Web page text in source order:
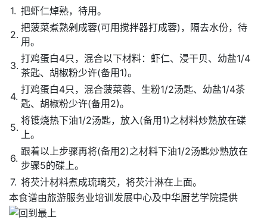
1. 把虾仁焯熟，待用。
2.
把菠菜煮熟剁成蓉(可用搅拌器打成蓉)，隔去水份，待
用。
3.
打鸡蛋白4只，混合以下材料：虾仁、浸干贝、幼盐1/4
茶匙、胡椒粉少许(备用1)。
4.
打鸡蛋白4只，混合菠菜蓉、生粉1/2汤匙、幼盐1/4茶
匙、胡椒粉少许(备用2)。
5.
将镬烧热下油1/2汤匙，放入(备用1)之材料炒熟放在碟
上。
6.
跟着以上步骤再将(备用2)之材料下油1/2汤匙炒熟放在
步骤5的碟上。
7. 将芡汁材料煮成琉璃芡，将芡汁淋在上面。
本食谱由旅游服务业培训发展中心及中华厨艺学院提供